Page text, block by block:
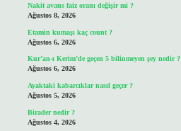
Nakit avans faiz oranı değişir mi ?
Ağustos 8, 2026
Etamin kumaşı kaç count ?
Ağustos 6, 2026
Kur’an-ı Kerim’de geçen 5 bilinmeyen şey nedir ?
Ağustos 6, 2026
Ayaktaki kabarcıklar nasıl geçer ?
Ağustos 5, 2026
Birader nedir ?
Ağustos 4, 2026